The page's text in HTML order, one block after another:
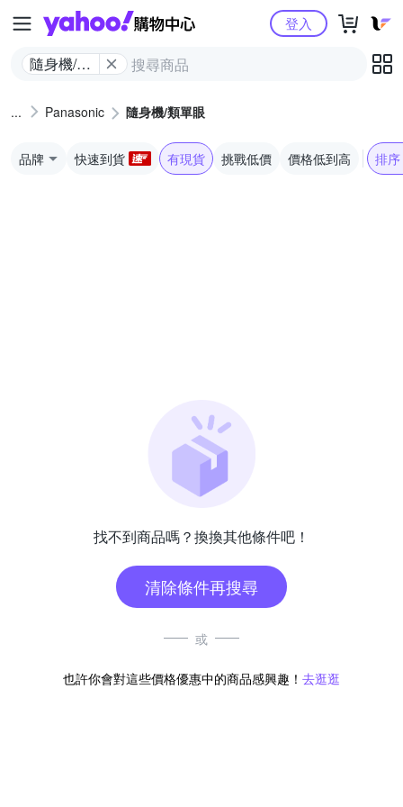
Yahoo購物中心
隨身機/類
登入
Panasonic 隨身機/類單眼
品牌 快速到貨 有現貨 挑戰低價 價格低到高 排序
找不到商品嗎？換換其他條件吧！
清除條件再搜尋
或
也許你會對這些價格優惠中的商品感興趣！ 去逛逛